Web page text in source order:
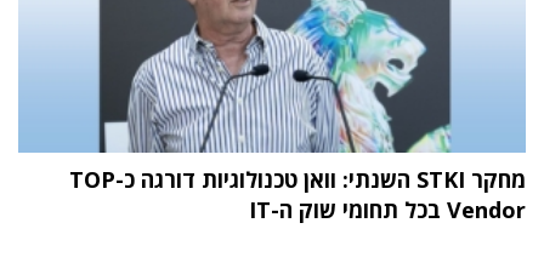
מחקר STKI השנתי: וואן טכנולוגיות דורגה כ-TOP
Vendor בכל תחומי שוק ה-IT